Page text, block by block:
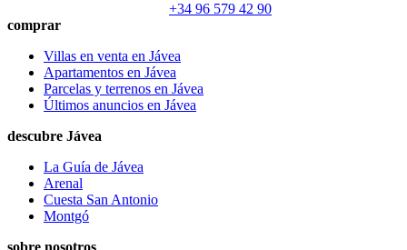
+34 96 579 42 90
comprar
Villas en venta en Jávea
Apartamentos en Jávea
Parcelas y terrenos en Jávea
Últimos anuncios en Jávea
descubre Jávea
La Guía de Jávea
Arenal
Cuesta San Antonio
Montgó